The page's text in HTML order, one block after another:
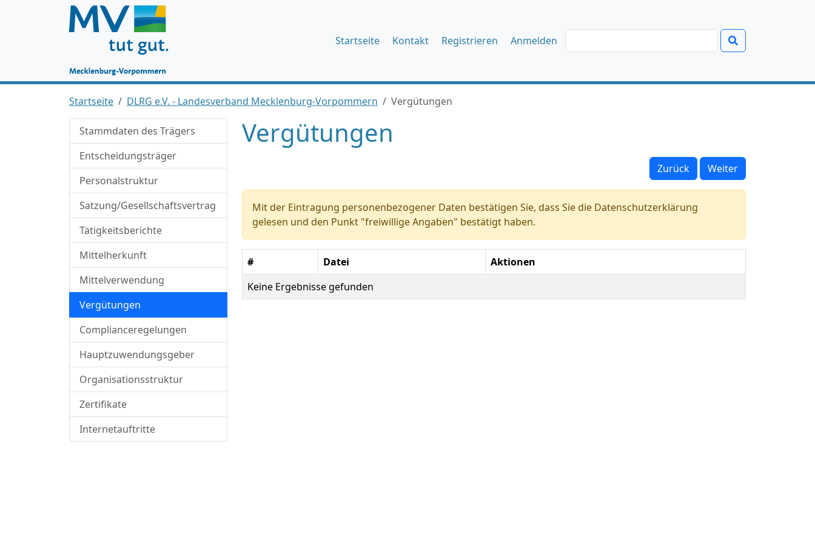
Startseite Kontakt Registrieren Anmelden
Startseite DLRG e.V. - Landesverband Mecklenburg-Vorpommern Vergütungen
Stammdaten des Trägers
Entscheidungsträger
Personalstruktur
Satzung/Gesellschaftsvertrag
Tätigkeitsberichte
Mittelherkunft
Mittelverwendung
Vergütungen
Complianceregelungen
Hauptzuwendungsgeber
Organisationsstruktur
Zertifikate
Internetauftritte
Vergütungen
Zurück Weiter
Mit der Eintragung personenbezogener Daten bestätigen Sie, dass Sie die Datenschutzerklärung
gelesen und den Punkt "freiwillige Angaben" bestätigt haben.
# Datei
Aktionen
Keine Ergebnisse gefunden